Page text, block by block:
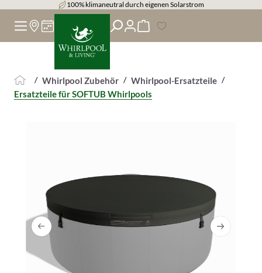
springen
14 Tage Rückgaberecht
/ Whirlpool Zubehör / Whirlpool-Ersatzteile /
Ersatzteile für SOFTUB Whirlpools